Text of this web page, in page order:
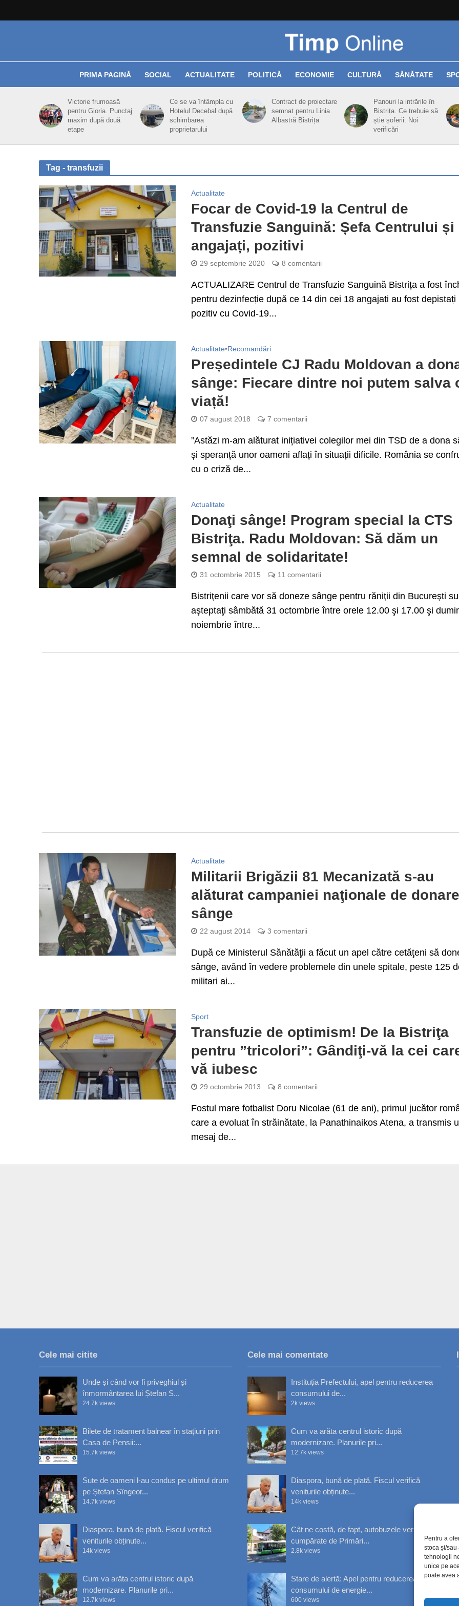
Pentru a
stoca și/sau
tehnologii
unice pe
poate avea
PRIMA PAGINĂ SOCIAL ACTUALITATE POLITICĂ ECONOMIE CULTURĂ SĂNĂTATE
Victorie frumoasă
pentru Gloria. Punctaj
maxim după două
etape
Ce se va întâmpla cu
Hotelul Decebal după
schimbarea
proprietarului
Contract de proiectare
semnat pentru Linia
Albastră Bistrița
Panouri la intrările în
Bistrița. Ce trebuie să
știe șoferii. Noi
verificări
Tag - transfuzii
Actualitate
Focar de Covid-19 la Centrul de
Transfuzie Sanguină: Șefa Centrului și
angajați, pozitivi
29 septembrie 2020 8 comentarii
ACTUALIZARE Centrul de Transfuzie Sanguină Bistrița a fost
pentru dezinfecție după ce 14 din cei 18 angajați au fost depistați
pozitiv cu Covid-19...
Actualitate•Recomandări
Președintele CJ Radu Moldovan a
sânge: Fiecare dintre noi putem salva
viață!
07 august 2018 7 comentarii
”Astăzi m-am alăturat inițiativei colegilor mei din TSD de a dona
și speranță unor oameni aflați în situații dificile. România se
cu o criză de...
Actualitate
Donaţi sânge! Program special la CTS
Bistriţa. Radu Moldovan: Să dăm un
semnal de solidaritate!
31 octombrie 2015 11 comentarii
Bistriţenii care vor să doneze sânge pentru răniţii din Bucureşti
aşteptaţi sâmbătă 31 octombrie între orele 12.00 şi 17.00 şi
noiembrie între...
Actualitate
Militarii Brigăzii 81 Mecanizată s-au
alăturat campaniei naţionale de
sânge
22 august 2014 3 comentarii
După ce Ministerul Sănătăţii a făcut un apel către cetăţeni să
sânge, având în vedere problemele din unele spitale, peste 125
militari ai...
Sport
Transfuzie de optimism! De la Bistriţa
pentru ”tricolori”: Gândiţi-vă la cei
vă iubesc
29 octombrie 2013 8 comentarii
Fostul mare fotbalist Doru Nicolae (61 de ani), primul jucător
care a evoluat în străinătate, la Panathinaikos Atena, a transmis
mesaj de...
Cele mai citite
Unde și când vor fi priveghiul și
înmormântarea lui Ștefan S...
24.7k views
Bilete de tratament balnear în stațiuni prin
Casa de Pensii:...
15.7k views
Sute de oameni l-au condus pe ultimul drum
pe Ștefan Sîngeor...
14.7k views
Diaspora, bună de plată. Fiscul verifică
veniturile obținute...
14k views
Cum va arăta centrul istoric după
modernizare. Planurile pri...
12.7k views
Cele mai comentate
Instituția Prefectului, apel pentru reducerea
consumului de...
2k views
Cum va arăta centrul istoric după
modernizare. Planurile pri...
12.7k views
Diaspora, bună de plată. Fiscul verifică
veniturile obținute...
14k views
Cât ne costă, de fapt, autobuzele verzi
cumpărate de Primări...
2.8k views
Stare de alertă: Apel pentru reducerea
consumului de energie...
600 views